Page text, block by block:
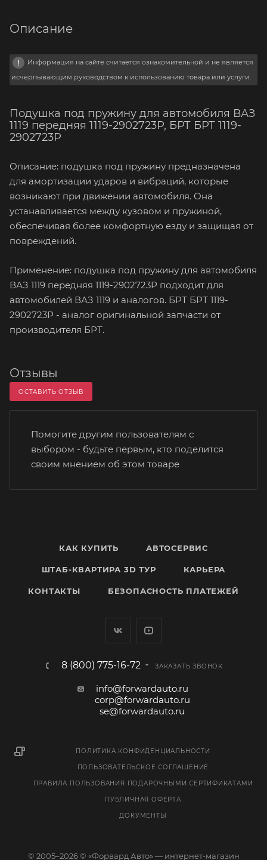
Описание
Информация на сайте считается ознакомительной и не является
исчерпывающим руководством к использованию товара или услуги.
Подушка под пружину для автомобиля ВАЗ
1119 передняя 1119-2902723Р, БРТ БРТ 1119-
2902723Р
Описание: подушка под пружину предназначена
для амортизации ударов и вибраций, которые
возникают при движении автомобиля. Она
устанавливается между кузовом и пружиной,
обеспечивая более комфортную езду и защищая от
повреждений.
Применение: подушка под пружину для автомобиля
ВАЗ 1119 передняя 1119-2902723Р подходит для
автомобилей ВАЗ 1119 и аналогов. БРТ БРТ 1119-
2902723Р - аналог оригинальной запчасти от
производителя БРТ.
Отзывы
ОСТАВИТЬ ОТЗЫВ
Помогите другим пользователям с
выбором - будьте первым, кто поделится
своим мнением об этом товаре
КАК КУПИТЬ АВТОСЕРВИС
ШТАБ-КВАРТИРА 3D ТУР КАРЬЕРА
КОНТАКТЫ БЕЗОПАСНОСТЬ ПЛАТЕЖЕЙ
8 (800) 775-16-72 ЗАКАЗАТЬ ЗВОНОК
info@forwardauto.ru
corp@forwardauto.ru
se@forwardauto.ru
ПОЛИТИКА КОНФИДЕНЦИАЛЬНОСТИ
ПОЛЬЗОВАТЕЛЬСКОЕ СОГЛАШЕНИЕ
ПРАВИЛА ПОЛЬЗОВАНИЯ ПОДАРОЧНЫМИ СЕРТИФИКАТАМИ
ПУБЛИЧНАЯ ОФЕРТА
ДОКУМЕНТЫ
© 2005–2026 © «Форвард Авто» — интернет-магазин